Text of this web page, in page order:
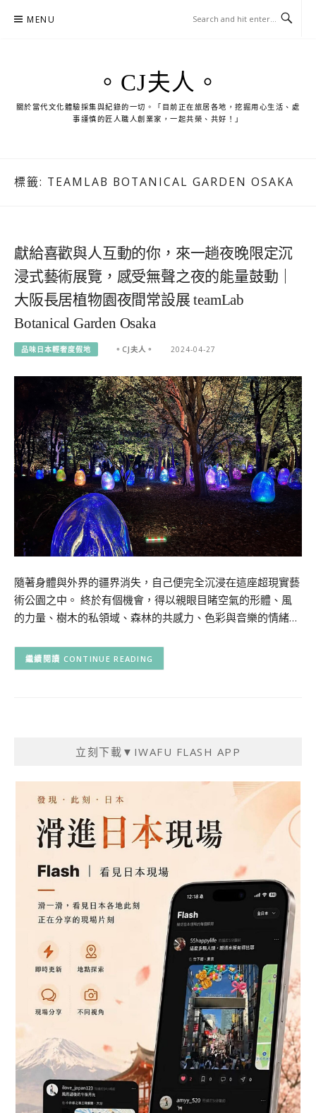
MENU
。CJ夫人。
關於當代文化體驗採集與紀錄的一切。「目前正在旅居各地，挖掘用心生活、處
事謹慎的匠人職人創業家，一起共榮、共好！」
標籤: TEAMLAB BOTANICAL GARDEN OSAKA
獻給喜歡與人互動的你，來一趟夜晚限定沉
浸式藝術展覽，感受無聲之夜的能量鼓動｜
大阪長居植物園夜間常設展 teamLab
Botanical Garden Osaka
品味日本輕奢度假地 。CJ夫人。 2024-04-27
隨著身體與外界的疆界消失，自己便完全沉浸在這座超現實藝
術公園之中。 終於有個機會，得以親眼目睹空氣的形體、風
的力量、樹木的私領域、森林的共感力、色彩與音樂的情緒…
CONTINUE READING
立刻下載▼IWAFU FLASH APP